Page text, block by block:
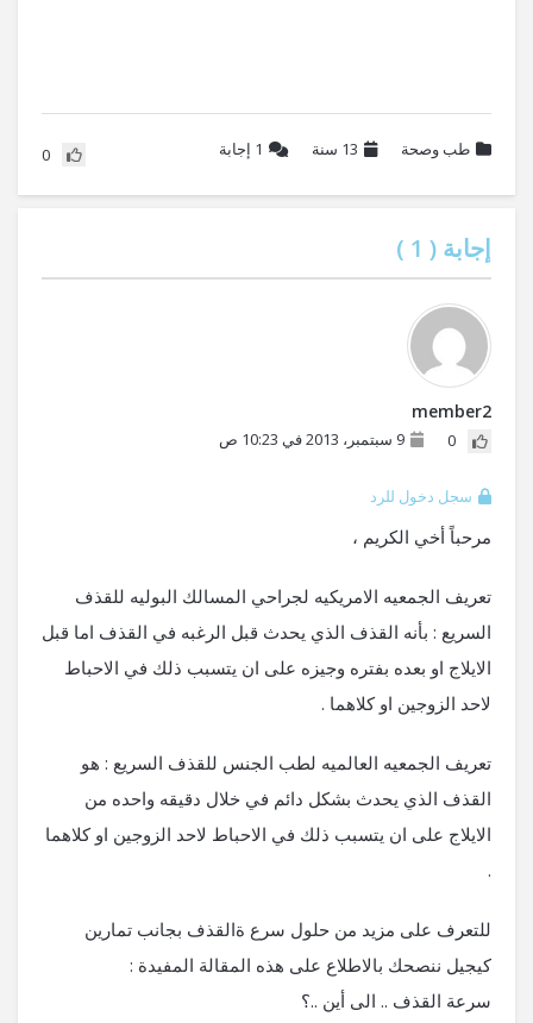
طب وصحة 13 سنة 1 إجابة 0
إجابة ( 1
)
member2
0 9 سبتمبر، 2013 في 10:23 ص
سجل دخول للرد
مرحباً أخي الكريم ،
تعريف الجمعيه الامريكيه لجراحي المسالك البوليه للقذف
السريع : بأنه القذف الذي يحدث قبل الرغبه في القذف اما قبل
الايلاج او بعده بفتره وجيزه على ان يتسبب ذلك في الاحباط
لاحد الزوجين او كلاهما .
تعريف الجمعيه العالميه لطب الجنس للقذف السريع : هو
القذف الذي يحدث بشكل دائم في خلال دقيقه واحده من
الايلاج على ان يتسبب ذلك في الاحباط لاحد الزوجين او كلاهما
.
للتعرف على مزيد من حلول سرع ةالقذف بجانب تمارين
كيجيل ننصحك بالاطلاع على هذه المقالة المفيدة :
سرعة القذف .. الى أين ..؟